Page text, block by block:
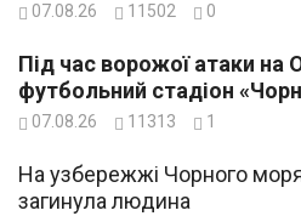
07.08.26 11502 0
Під час ворожої атаки
футбольний стадіон
07.08.26 11313 1
На узбережжі Чорного
загинула людина